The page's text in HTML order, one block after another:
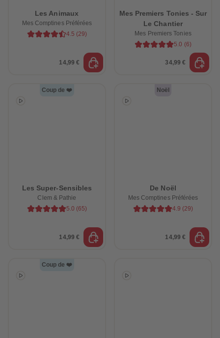
Les Animaux
Mes Comptines Préférées
4.5 (29)
14,99 €
Mes Premiers Tonies - Sur
Le Chantier
Mes Premiers Tonies
5.0 (6)
34,99 €
Coup de ❤️
Les Super-Sensibles
Clem & Pathie
5.0 (65)
14,99 €
Noël
De Noël
Mes Comptines Préférées
4.9 (29)
14,99 €
Coup de ❤️